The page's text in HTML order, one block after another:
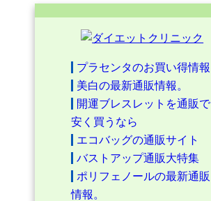
プラセンタのお買い得情報
美白の最新通販情報。
開運ブレスレットを通販で
安く買うなら
エコバッグの通販サイト
バストアップ通販大特集
ポリフェノールの最新通販
情報。